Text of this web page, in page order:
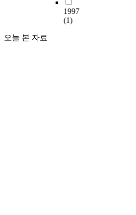
1997
(1)
오늘 본 자료